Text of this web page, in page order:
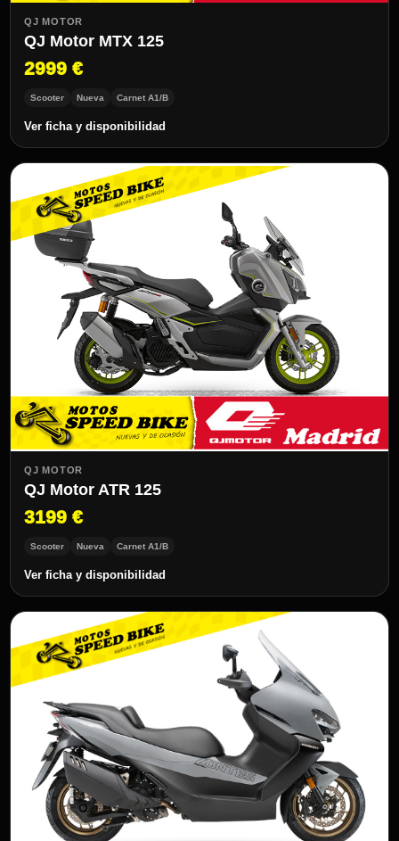
QJ MOTOR
QJ Motor MTX 125
2999 €
Scooter Nueva Carnet A1/B
Ver ficha y disponibilidad
QJ MOTOR
QJ Motor ATR 125
3199 €
Scooter Nueva Carnet A1/B
Ver ficha y disponibilidad